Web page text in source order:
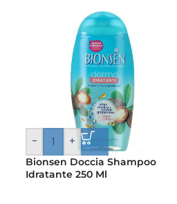
- +
Bionsen Doccia Shampoo
Idratante 250 Ml